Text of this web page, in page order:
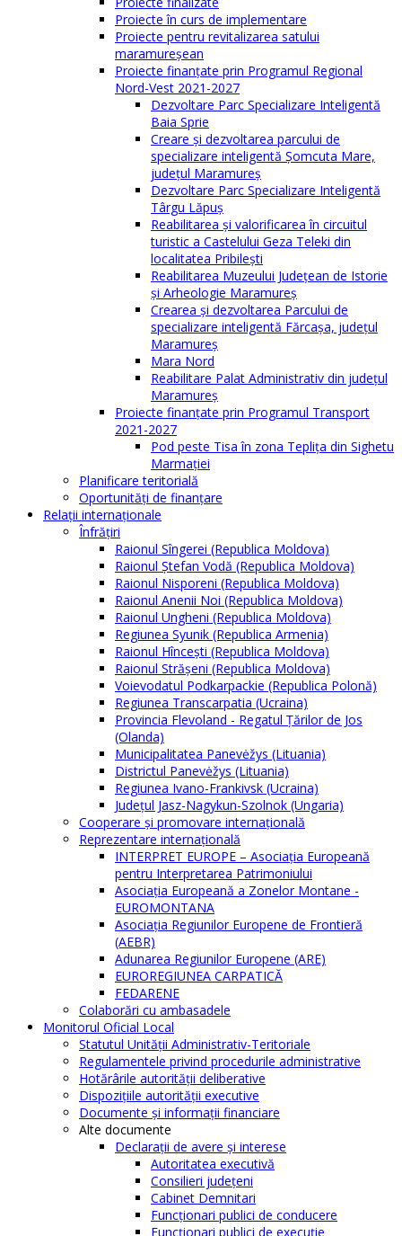
Proiecte în curs de implementare
Proiecte pentru revitalizarea satului
maramureşean
Proiecte finanțate prin Programul Regional
Nord-Vest 2021-2027
Dezvoltare Parc Specializare Inteligentă
Baia Sprie
Creare și dezvoltarea parcului de
specializare inteligentă Șomcuta Mare,
județul Maramureș
Dezvoltare Parc Specializare Inteligentă
Târgu Lăpuș
Reabilitarea și valorificarea în circuitul
turistic a Castelului Geza Teleki din
localitatea Pribilești
Reabilitarea Muzeului Județean de Istorie
și Arheologie Maramureș
Crearea și dezvoltarea Parcului de
specializare inteligentă Fărcașa, județul
Maramureș
Mara Nord
Reabilitare Palat Administrativ din județul
Maramureș
Proiecte finanțate prin Programul Transport
2021-2027
Pod peste Tisa în zona Teplița din Sighetu
Marmației
Planificare teritorială
Oportunităţi de finanţare
Relaţii internaţionale
Înfrăţiri
Raionul Sîngerei (Republica Moldova)
Raionul Ștefan Vodă (Republica Moldova)
Raionul Nisporeni (Republica Moldova)
Raionul Anenii Noi (Republica Moldova)
Raionul Ungheni (Republica Moldova)
Regiunea Syunik (Republica Armenia)
Raionul Hîncești (Republica Moldova)
Raionul Străşeni (Republica Moldova)
Voievodatul Podkarpackie (Republica Polonă)
Regiunea Transcarpatia (Ucraina)
Provincia Flevoland - Regatul Ţărilor de Jos
(Olanda)
Municipalitatea Panevėžys (Lituania)
Districtul Panevėžys (Lituania)
Regiunea Ivano-Frankivsk (Ucraina)
Judeţul Jasz-Nagykun-Szolnok (Ungaria)
Cooperare şi promovare internaţională
Reprezentare internaţională
INTERPRET EUROPE – Asociația Europeană
pentru Interpretarea Patrimoniului
Asociația Europeană a Zonelor Montane -
EUROMONTANA
Asociația Regiunilor Europene de Frontieră
(AEBR)
Adunarea Regiunilor Europene (ARE)
EUROREGIUNEA CARPATICĂ
FEDARENE
Colaborări cu ambasadele
Monitorul Oficial Local
Statutul Unităţii Administrativ-Teritoriale
Regulamentele privind procedurile administrative
Hotărârile autorităţii deliberative
Dispoziţiile autorităţii executive
Documente şi informaţii financiare
Alte documente
Declaraţii de avere şi interese
Autoritatea executivă
Consilieri judeţeni
Cabinet Demnitari
Funcţionari publici de conducere
Funcționari publici de execuție